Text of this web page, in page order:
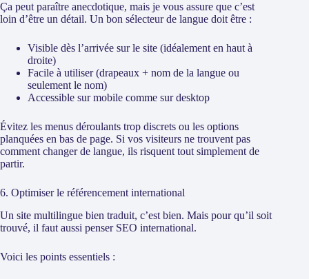
Ça peut paraître anecdotique, mais je vous assure que c’est
loin d’être un détail. Un bon sélecteur de langue doit être :
Visible dès l’arrivée sur le site (idéalement en haut à
droite)
Facile à utiliser (drapeaux + nom de la langue ou
seulement le nom)
Accessible sur mobile comme sur desktop
Évitez les menus déroulants trop discrets ou les options
planquées en bas de page. Si vos visiteurs ne trouvent pas
comment changer de langue, ils risquent tout simplement de
partir.
6. Optimiser le référencement international
Un site multilingue bien traduit, c’est bien. Mais pour qu’il soit
trouvé, il faut aussi penser SEO international.
Voici les points essentiels :